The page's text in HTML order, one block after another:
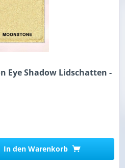
Eye Shadow Lidschatten -
In den Warenkorb